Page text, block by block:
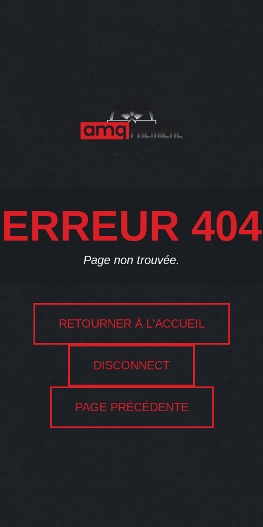
ERREUR 404
Page non trouvée.
RETOURNER À L'ACCUEIL
DISCONNECT
PAGE PRÉCÉDENTE